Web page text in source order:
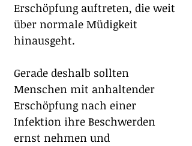
Erschöpfung auftreten, die weit
über normale Müdigkeit
hinausgeht.
Gerade deshalb sollten
Menschen mit anhaltender
Erschöpfung nach einer
Infektion ihre Beschwerden
ernst nehmen und